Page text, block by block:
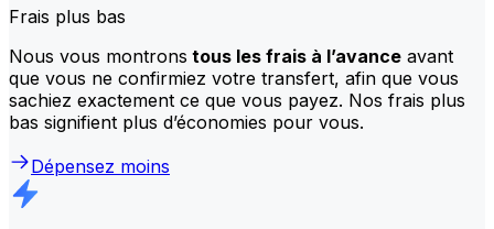
Frais plus bas
Nous vous montrons tous les frais à l’avance avant
que vous ne confirmiez votre transfert, afin que vous
sachiez exactement ce que vous payez. Nos frais plus
bas signifient plus d’économies pour vous.
Dépensez moins